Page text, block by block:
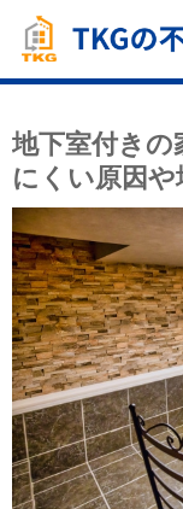
地下室付きの
にくい原因